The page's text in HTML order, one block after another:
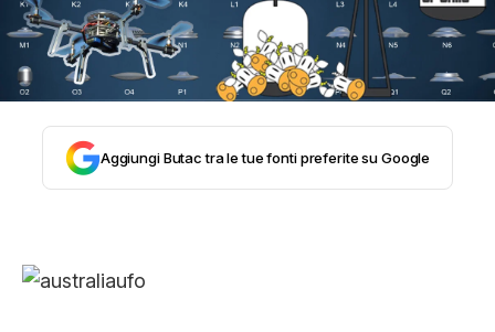
COMPLOTTI, LEGGENDE URBANE ED
EVERGREEN
TRUFFE E SOCIAL NETWORK
Aggiungi Butac tra le tue fonti preferite su Google